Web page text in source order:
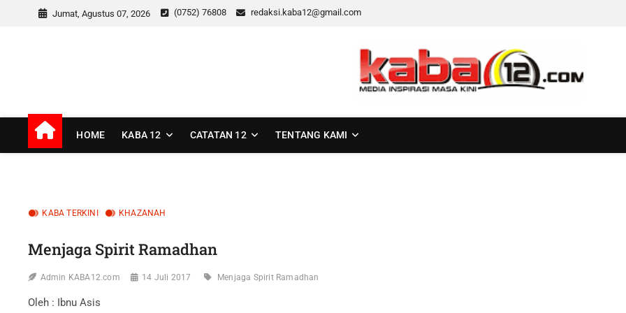
Jumat, Agustus 07, 2026 (0752) 76808 redaksi.kaba12@gmail.com
kaba12
HOME KABA 12 CATATAN 12 TENTANG KAMI
KABA TERKINI KHAZANAH
Menjaga Spirit Ramadhan
Admin KABA12.com 14 Juli 2017 Menjaga Spirit Ramadhan
Oleh : Ibnu Asis